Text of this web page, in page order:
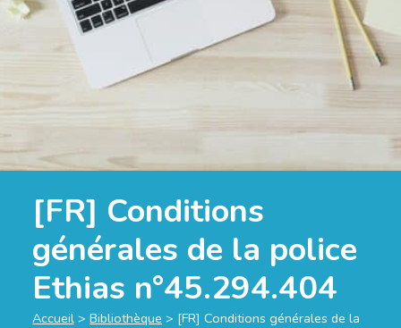
[FR] Conditions
générales de la police
Ethias n°45.294.404
Accueil > Bibliothèque > [FR] Conditions générales de la